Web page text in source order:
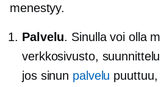
menestyy.
Palvelu. Sinulla voi olla
verkkosivusto,
jos sinun palvelu puuttuu,